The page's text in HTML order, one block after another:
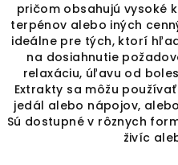
pričom obsahujú vysoké
terpénov alebo iných
ideálne pre tých, ktorí
na dosiahnutie
relaxáciu, úľavu od
Extrakty sa môžu
jedál alebo nápojov,
Sú dostupné v rôznych
živíc